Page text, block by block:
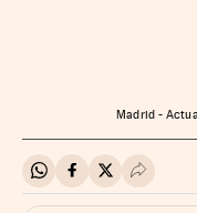
Madrid -
Compartir en
Compartir en
Compartir